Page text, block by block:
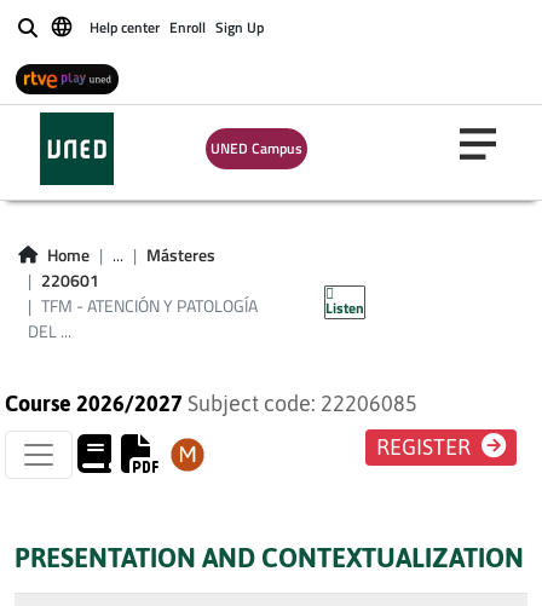
BuscarHelp center Enroll Sign Up
UNED Campus
Home ...
Másteres
220601
TFM - ATENCIÓN Y PATOLOGÍA
DEL ...
Listen
TFM - ATENCIÓN Y
PATOLOGÍA DEL
SISTEMA NERVIOSO
CENTRAL PLAN
2016
Course 2026/2027 Subject code: 22206085
REGISTER
PRESENTATION AND CONTEXTUALIZATION